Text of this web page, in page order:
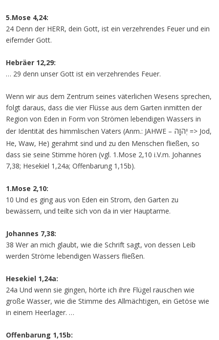
5.Mose 4,24:
24 Denn der HERR, dein Gott, ist ein verzehrendes Feuer und ein
eifernder Gott.
Hebräer 12,29:
… 29 denn unser Gott ist ein verzehrendes Feuer.
Wenn wir aus dem Zentrum seines väterlichen Wesens sprechen,
folgt daraus, dass die vier Flüsse aus dem Garten inmitten der
Region von Eden in Form von Strömen lebendigen Wassers in
der Identität des himmlischen Vaters (Anm.: JAHWE – יְהֹוָה => Jod,
He, Waw, He) gerahmt sind und zu den Menschen fließen, so
dass sie seine Stimme hören (vgl. 1.Mose 2,10 i.V.m. Johannes
7,38; Hesekiel 1,24a; Offenbarung 1,15b).
1.Mose 2,10:
10 Und es ging aus von Eden ein Strom, den Garten zu
bewässern, und teilte sich von da in vier Hauptarme.
Johannes 7,38:
38 Wer an mich glaubt, wie die Schrift sagt, von dessen Leib
werden Ströme lebendigen Wassers fließen.
Hesekiel 1,24a:
24a Und wenn sie gingen, hörte ich ihre Flügel rauschen wie
große Wasser, wie die Stimme des Allmächtigen, ein Getöse wie
in einem Heerlager. …
Offenbarung 1,15b: